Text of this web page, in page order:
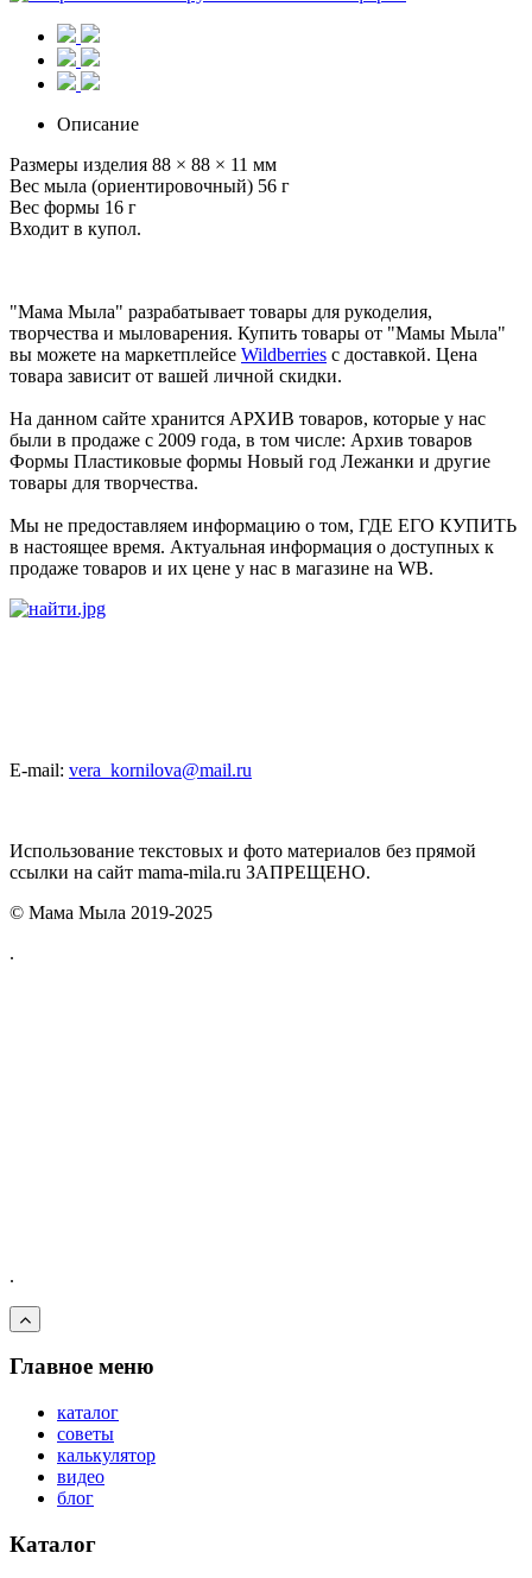
Описание
Размеры изделия 88 × 88 × 11 мм
Вес мыла (ориентировочный) 56 г
Вес формы 16 г
Входит в купол.
"Мама Мыла" разрабатывает товары для рукоделия,
творчества и мыловарения. Купить товары от "Мамы Мыла"
вы можете на маркетплейсе Wildberries с доставкой. Цена
товара зависит от вашей личной скидки.
На данном сайте хранится АРХИВ товаров, которые у нас
были в продаже с 2009 года, в том числе: Архив товаров
Формы Пластиковые формы Новый год Лежанки и другие
товары для творчества.
Мы не предоставляем информацию о том, ГДЕ ЕГО КУПИТЬ
в настоящее время. Актуальная информация о доступных к
продаже товаров и их цене у нас в магазине на WB.
E-mail: vera_kornilova@mail.ru
Использование текстовых и фото материалов без прямой
ссылки на сайт mama-mila.ru ЗАПРЕЩЕНО.
© Мама Мыла 2019-2025
.
.
Главное меню
каталог
советы
калькулятор
видео
блог
Каталог